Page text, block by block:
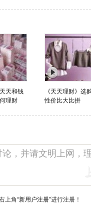
天和钱
理财
《天天理财》选
性价比大比拼
上角“新用户注册”进行注册！